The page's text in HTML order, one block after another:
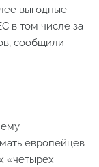
выгодные
в том числе за
сообщили
европейцев
«четырех